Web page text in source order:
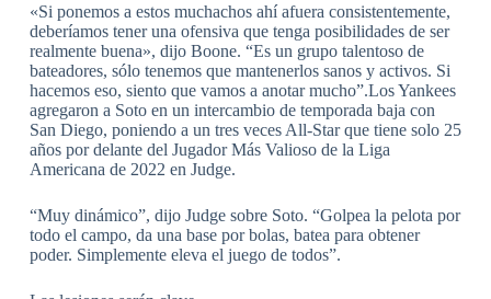
«Si ponemos a estos muchachos ahí afuera consistentemente,
deberíamos tener una ofensiva que tenga posibilidades de ser
realmente buena», dijo Boone. “Es un grupo talentoso de
bateadores, sólo tenemos que mantenerlos sanos y activos. Si
hacemos eso, siento que vamos a anotar mucho”.Los Yankees
agregaron a Soto en un intercambio de temporada baja con
San Diego, poniendo a un tres veces All-Star que tiene solo 25
años por delante del Jugador Más Valioso de la Liga
Americana de 2022 en Judge.
“Muy dinámico”, dijo Judge sobre Soto. “Golpea la pelota por
todo el campo, da una base por bolas, batea para obtener
poder. Simplemente eleva el juego de todos”.